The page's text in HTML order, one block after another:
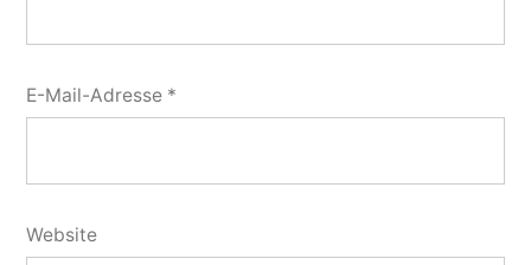
E-Mail-Adresse *
Website